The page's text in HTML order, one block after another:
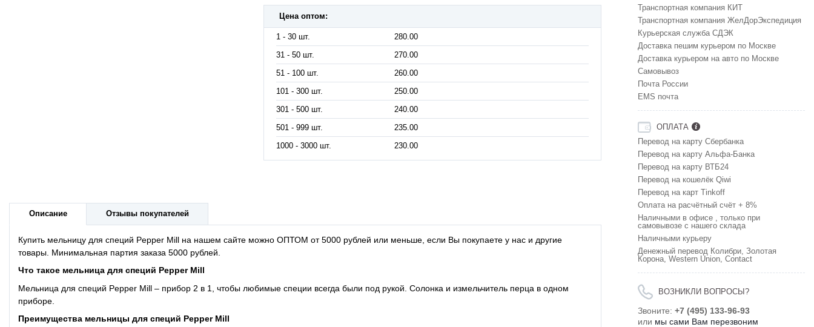
Цена оптом:
1 - 30 шт.
280.00
31 - 50 шт.
270.00
51 - 100 шт.
260.00
101 - 300 шт.
250.00
301 - 500 шт.
240.00
501 - 999 шт.
235.00
1000 - 3000 шт.
230.00
Описание Отзывы покупателей
Купить мельницу для специй Pepper Mill на нашем сайте можно ОПТОМ от 5000 рублей или меньше, если Вы покупаете у нас и другие
товары. Минимальная партия заказа 5000 рублей.
Что такое мельница для специй Pepper Mill
Мельница для специй Pepper Mill – прибор 2 в 1, чтобы любимые специи всегда были под рукой. Солонка и измельчитель перца в одном
приборе.
Преимущества мельницы для специй Pepper Mill
Транспортная компания КИТ
Транспортная компания ЖелДорЭкспедиция
Курьерская служба СДЭК
Доставка пешим курьером по Москве
Доставка курьером на авто по Москве
Самовывоз
Почта России
EMS почта
ОПЛАТА
Перевод на карту Сбербанка
Перевод на карту Альфа-Банка
Перевод на карту ВТБ24
Перевод на кошелёк Qiwi
Перевод на карт Tinkoff
Оплата на расчётный счёт + 8%
Наличными в офисе , только при
самовывозе с нашего склада
Наличными курьеру
Денежный перевод Колибри, Золотая
Корона, Western Union, Contact
ВОЗНИКЛИ ВОПРОСЫ?
Звоните: +7 (495) 133-96-93
или мы сами Вам перезвоним